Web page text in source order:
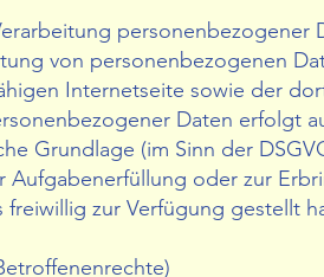
personenbezogener
von personenbezogenen
Internetseite sowie der
Daten erfolgt
Grundlage (im Sinn der
Aufgabenerfüllung oder zur
freiwillig zur Verfügung gestellt